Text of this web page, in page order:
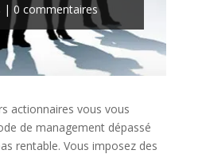
| 0 commentaires
actionnaires vous vous
de management dépassé
rentable. Vous imposez des